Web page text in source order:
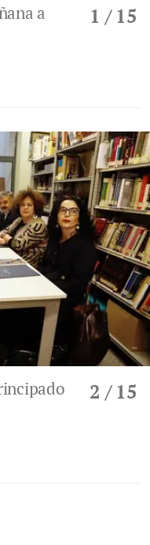
1 / 15
a
2 / 15